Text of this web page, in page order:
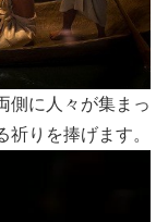
側に人々が集まっ
りを捧げます。